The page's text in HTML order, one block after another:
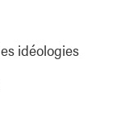
idéologies